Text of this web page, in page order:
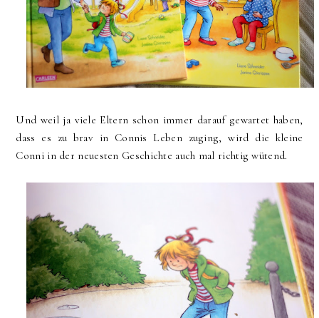
Und weil ja viele Eltern schon immer darauf gewartet haben,
dass es zu brav in Connis Leben zuging, wird die kleine
Conni in der neuesten Geschichte auch mal richtig wütend.